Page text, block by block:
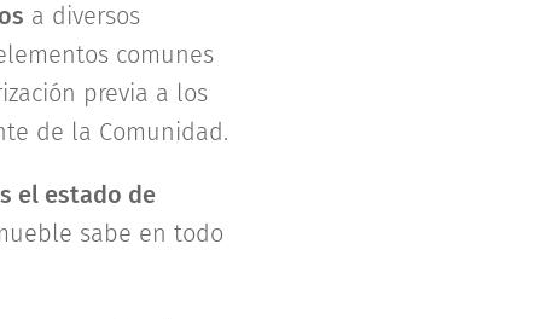
a diversos
comunes
previa a los
de la Comunidad.
el estado de
sabe en todo